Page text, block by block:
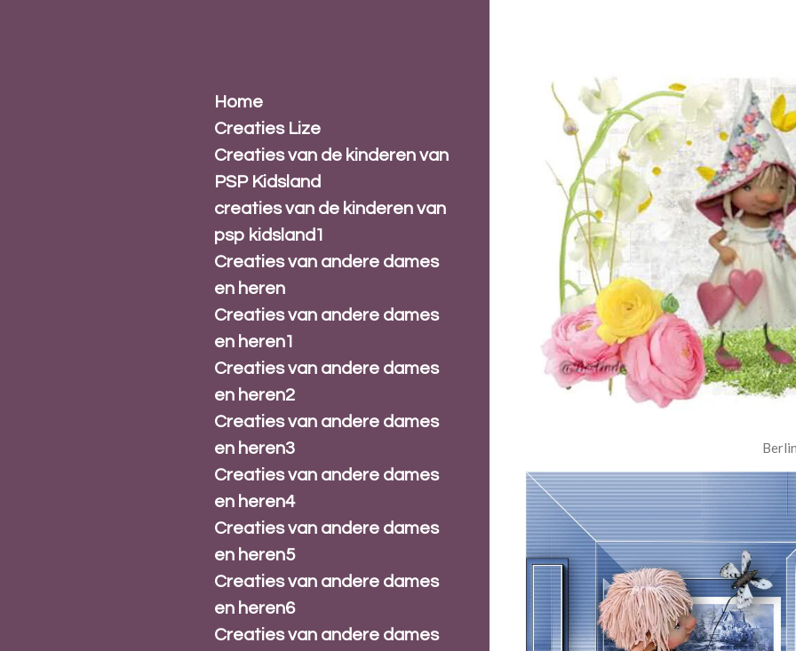
Home
Creaties Lize
Creaties van de kinderen van
PSP Kidsland
creaties van de kinderen van
psp kidsland1
Creaties van andere dames
en heren
Creaties van andere dames
en heren1
Creaties van andere dames
en heren2
Creaties van andere dames
en heren3
Creaties van andere dames
en heren4
Creaties van andere dames
en heren5
Creaties van andere dames
en heren6
Creaties van andere dames